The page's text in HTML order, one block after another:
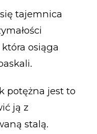
tajemnica
osiąga
potężna jest to
ją z
stalą.